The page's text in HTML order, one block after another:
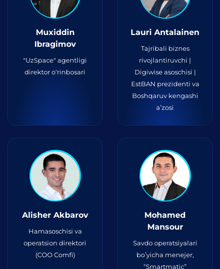
Muxiddin
Ibragimov
"UzSpace" agentligi
direktor o‘rinbosari
Lauri Antalainen
Tajribali biznes
rivojlantiruvchi |
Digiwise asoschisi |
EstBAN prezidenti va
Boshqaruv kengashi
a’zosi
Alisher Akbarov
Hamasoschisi va
operatsion direktori
(COO Comfi)
Mohamed
Mansour
Savdo operatsiyalari
boʻyicha menejer,
“Smartmatic”